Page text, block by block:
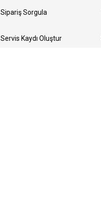
Sipariş Sorgula
Servis Kaydı Oluştur